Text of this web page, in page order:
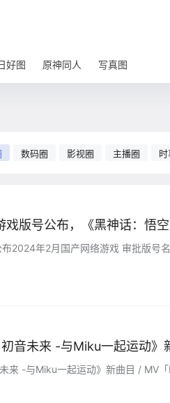
好图 原神同人 写真图
数码圈 影视圈 主播圈 时
版号公布，《黑神话：悟
2024年2月国产网络游戏 审批版号
初音未来 -与Miku一起运动
来 -与Miku一起运动》新曲目 / MV